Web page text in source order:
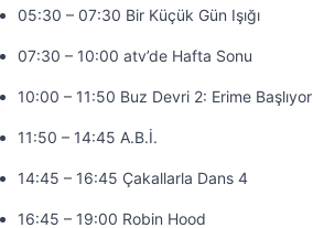
05:30 – 07:30 Bir Küçük Gün Işığı
07:30 – 10:00 atv’de Hafta Sonu
10:00 – 11:50 Buz Devri 2: Erime Başlıyor
11:50 – 14:45 A.B.İ.
14:45 – 16:45 Çakallarla Dans 4
16:45 – 19:00 Robin Hood